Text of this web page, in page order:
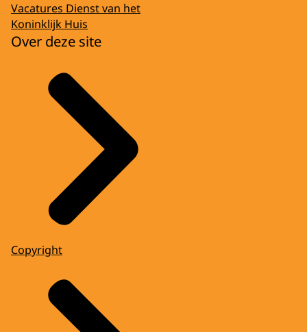
Vacatures Dienst van het
Koninklijk Huis
Over deze site
Copyright